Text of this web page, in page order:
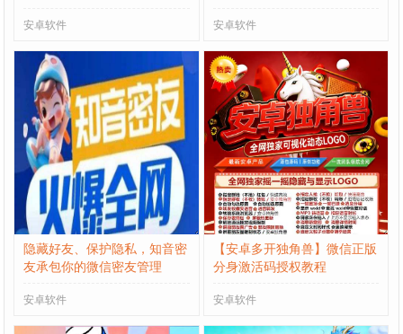
安卓软件 安卓软件
隐藏好友、保护隐私，知音密
友承包你的微信密友管理
安卓软件
【安卓多开独角兽】微信正版
分身激活码授权教程
安卓软件